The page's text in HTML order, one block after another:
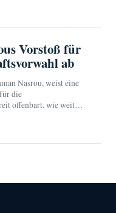
Vorstoß für
ab
Nasrou, weist eine
die
offenbart, wie weit